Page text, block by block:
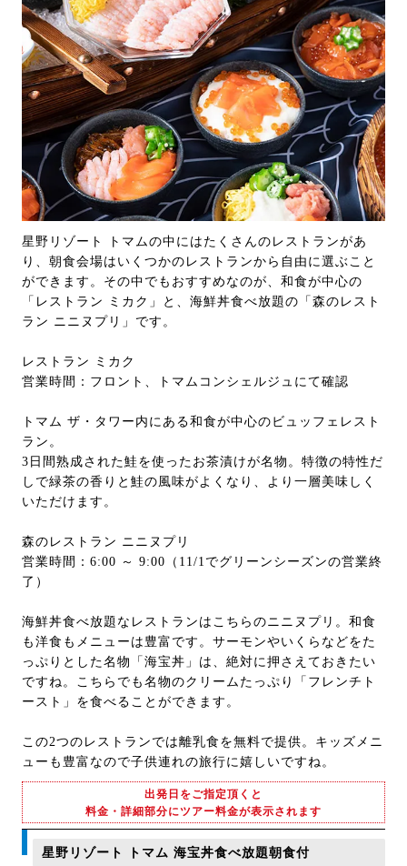
星野リゾート トマムの中にはたくさんのレストランがあ
り、朝食会場はいくつかのレストランから自由に選ぶこと
ができます。その中でもおすすめなのが、和食が中心の
「レストラン ミカク」と、海鮮丼食べ放題の「森のレスト
ラン ニニヌプリ」です。
レストラン ミカク
営業時間：フロント、トマムコンシェルジュにて確認
トマム ザ・タワー内にある和食が中心のビュッフェレスト
ラン。
3日間熟成された鮭を使ったお茶漬けが名物。特徴の特性だ
しで緑茶の香りと鮭の風味がよくなり、より一層美味しく
いただけます。
森のレストラン ニニヌプリ
営業時間：6:00 ～ 9:00（11/1でグリーンシーズンの営業終
了）
海鮮丼食べ放題なレストランはこちらのニニヌプリ。和食
も洋食もメニューは豊富です。サーモンやいくらなどをた
っぷりとした名物「海宝丼」は、絶対に押さえておきたい
ですね。こちらでも名物のクリームたっぷり「フレンチト
ースト」を食べることができます。
この2つのレストランでは離乳食を無料で提供。キッズメニ
ューも豊富なので子供連れの旅行に嬉しいですね。
出発日をご指定頂くと
料金・詳細部分にツアー料金が表示されます
星野リゾート トマム 海宝丼食べ放題朝食付